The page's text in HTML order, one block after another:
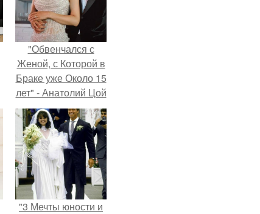
"Обвенчался с
Женой, с Которой в
Браке уже Около 15
лет" - Анатолий Цой
удивил
поклонников
"тайной свадьбой".
"3 Мечты юности и